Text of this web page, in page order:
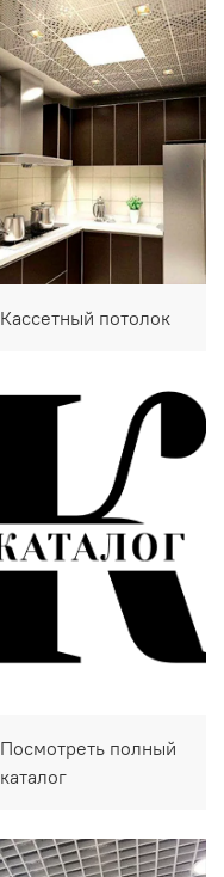
Кассетный потолок
Посмотреть полный
каталог